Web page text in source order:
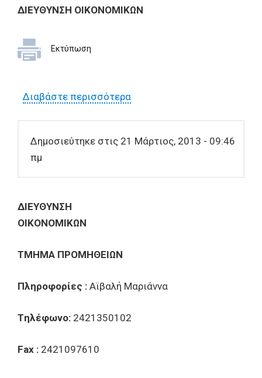
ΔIEYΘYNΣH OIKONOMIKΩN
Εκτύπωση
Διαβάστε περισσότεραγια Ο ΔΗΜΟΣ ΒΟΛΟΥ
προσφορών, για την
private ( εταιρικό
Δημοσιεύτηκε στις 21 Μάρτιος, 2013 - 09:46
πμ
ΔIEYΘYNΣH
OIKONOMIKΩN
TMHMA ΠPOMHΘEIΩN
Πληροφορίες : Αϊβαλή Μαριάννα
Tηλέφωνο: 2421350102
Fax : 2421097610